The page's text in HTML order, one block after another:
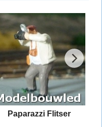
Paparazzi Flitser